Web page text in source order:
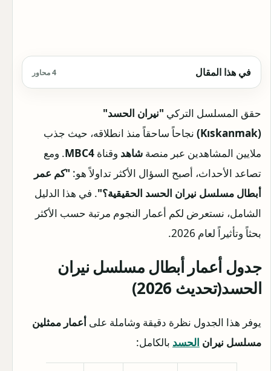
في هذا المقال 4 محاور
حقق المسلسل التركي "نيران الحسد"
(Kıskanmak)
نجاحاً ساحقاً منذ انطلاقه، حيث جذب
ملايين المشاهدين عبر منصة شاهد وقناة MBC4. ومع
تصاعد الأحداث، أصبح السؤال الأكثر تداولاً هو: "كم عمر
أبطال مسلسل نيران الحسد الحقيقية؟". في هذا الدليل
الشامل، نستعرض لكم أعمار النجوم مرتبة حسب الأكثر
بحثاً وتأثيراً لعام 2026.
جدول أعمار أبطال مسلسل نيران
الحسد(تحديث 2026)
يوفر هذا الجدول نظرة دقيقة وشاملة على أعمار ممثلين
مسلسل نيران الحسد بالكامل: